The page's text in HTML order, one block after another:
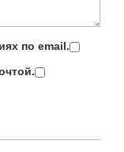
по email.